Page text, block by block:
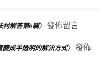
村解答第6關〉發佈留言
成半透明的解決方式〉發佈